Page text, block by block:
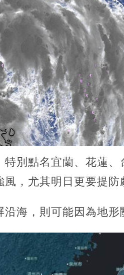
別點名宜蘭、花蓮
，尤其明日更要提防
海，則可能因為地形